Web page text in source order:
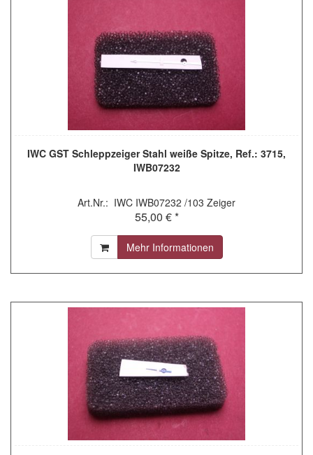
IWC GST Schleppzeiger Stahl weiße Spitze, Ref.: 3715,
IWB07232
Art.Nr.: IWC IWB07232 /103 Zeiger
55,00 € *
Mehr Informationen